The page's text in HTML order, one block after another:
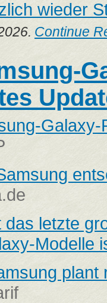
wieder
Continue
das letzte
Modelle